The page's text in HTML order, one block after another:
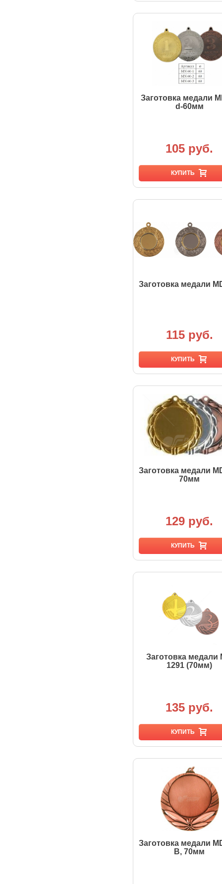
Заготовка медали
d-60мм
105 руб.
КУПИТЬ
Заготовка медали
115 руб.
КУПИТЬ
Заготовка медали
70мм
129 руб.
КУПИТЬ
Заготовка медали
1291 (70мм)
135 руб.
КУПИТЬ
Заготовка медали
B, 70мм